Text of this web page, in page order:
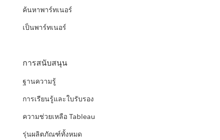
ค้นหาพาร์ทเนอร์
เป็นพาร์ทเนอร์
การสนับสนุน
ฐานความรู้
การเรียนรู้และใบรับรอง
ความช่วยเหลือ Tableau
รุ่นผลิตภัณฑ์ทั้งหมด